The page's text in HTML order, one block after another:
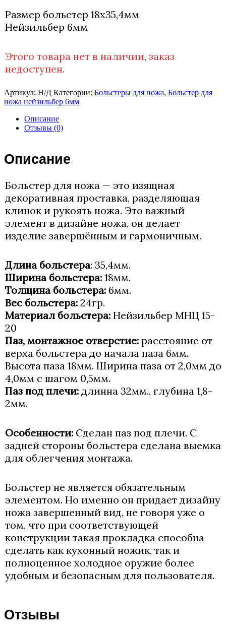
Размер больстер 18х35,4мм
Нейзильбер 6мм
Этого товара нет в наличии, заказ
недоступен.
Артикул: Н/Д Категории: Больстеры для ножа, Больстер для
ножа нейзильбер 6мм
Описание
Отзывы (0)
Описание
Больстер для ножа — это изящная
декоративная проставка, разделяющая
клинок и рукоять ножа. Это важный
элемент в дизайне ножа, он делает
изделие завершённым и гармоничным.
Длина больстера: 35,4мм.
Ширина больстера: 18мм.
Толщина больстера: 6мм.
Вес больстера: 24гр.
Материал больстера: Нейзильбер МНЦ 15-
20
Паз, монтажное отверстие: расстояние от
верха больстера до начала паза 6мм.
Высота паза 18мм. Ширина паза от 2,0мм до
4,0мм с шагом 0,5мм.
Паз под плечи: длинна 32мм., глубина 1,8-
2мм.
Особенности: Сделан паз под плечи. С
задней стороны больстера сделана выемка
для облегчения монтажа.
Больстер не является обязательным
элементом. Но именно он придает дизайну
ножа завершенный вид, не говоря уже о
том, что при соответствующей
конструкции такая прокладка способна
сделать как кухонный ножик, так и
полноценное холодное оружие более
удобным и безопасным для пользователя.
Отзывы